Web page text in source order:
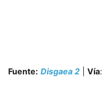
Fuente: Disgaea 2 Vía: